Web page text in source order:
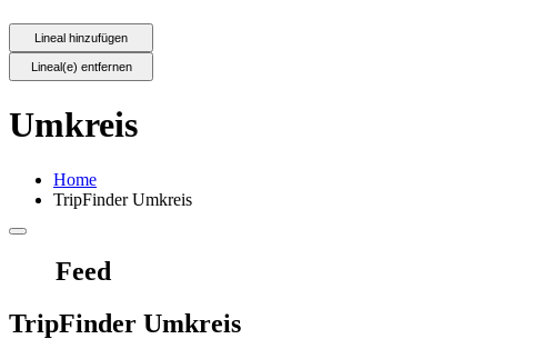
Umkreis
Home
TripFinder Umkreis
Feed
TripFinder Umkreis